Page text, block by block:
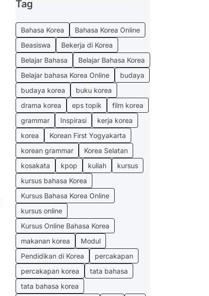
Tag
Bahasa Korea
Bahasa Korea Online
Beasiswa
Bekerja di Korea
Belajar Bahasa
Belajar Bahasa Korea
Belajar bahasa Korea Online
budaya
budaya korea
buku korea
drama korea
eps topik
film korea
grammar
Inspirasi
kerja korea
korea
Korean First Yogyakarta
korean grammar
Korea Selatan
kosakata
kpop kuliah
kursus
kursus bahasa Korea
Kursus Bahasa Korea Online
kursus online
Kursus Online Bahasa Korea
makanan korea
Modul
Pendidikan di Korea
percakapan
percakapan korea
tata bahasa
tata bahasa korea